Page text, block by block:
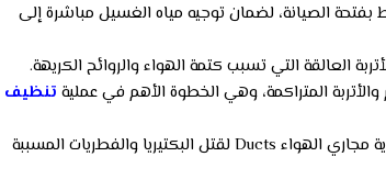
الصيانة، لضمان توجيه مياه الغسيل مباشرة إلى
المتراكمة، وهي الخطوة الأهم في عملية تنظيف
يتم مسح وتنظيف فتحات خروج الهواء Supply Grilles بعناية، مع رش مواد تعقيم داخل بداية مجاري الهواء Ducts لقتل البكتيريا والفطريات المسببة